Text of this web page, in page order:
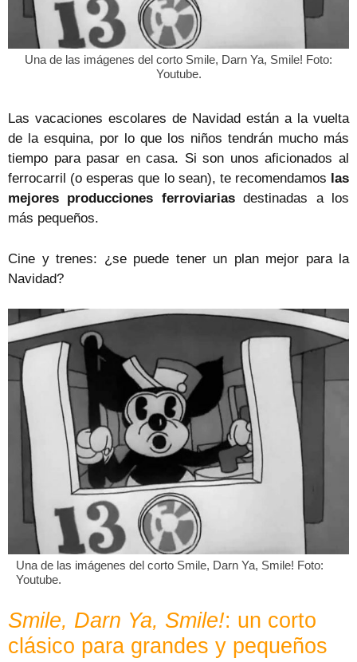
Una de las imágenes del corto Smile, Darn Ya, Smile! Foto:
Youtube.
Las vacaciones escolares de Navidad están a la vuelta
de la esquina, por lo que los niños tendrán mucho más
tiempo para pasar en casa. Si son unos aficionados al
ferrocarril (o esperas que lo sean), te recomendamos las
mejores producciones ferroviariasdestinadas a los
más pequeños.
Cine y trenes: ¿se puede tener un plan mejor para la
Navidad?
Una de las imágenes del corto Smile, Darn Ya, Smile! Foto:
Youtube.
Smile, Darn Ya, Smile!: un corto
clásico para grandes y pequeños